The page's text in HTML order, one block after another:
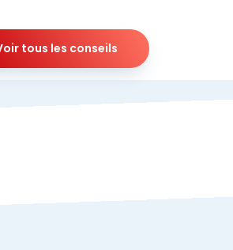
tous les conseils